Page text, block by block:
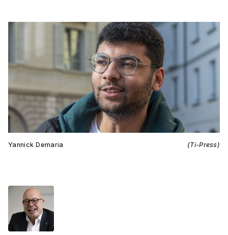
Yannick Demaria (Ti-Press)